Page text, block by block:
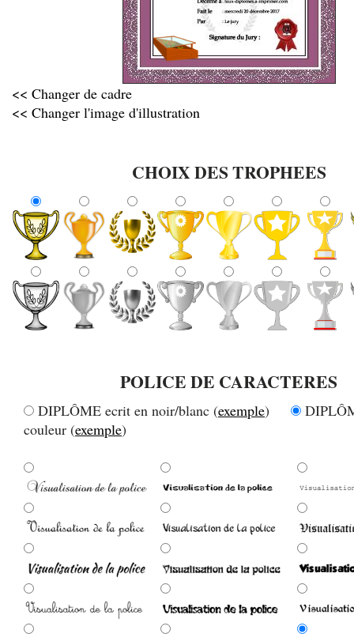
<< Changer de cadre
<< Changer l'image d'illustration
CHOIX DES TROPHEES
POLICE DE CARACTERES
DIPLÔME ecrit en noir/blanc (exemple)
couleur (exemple)